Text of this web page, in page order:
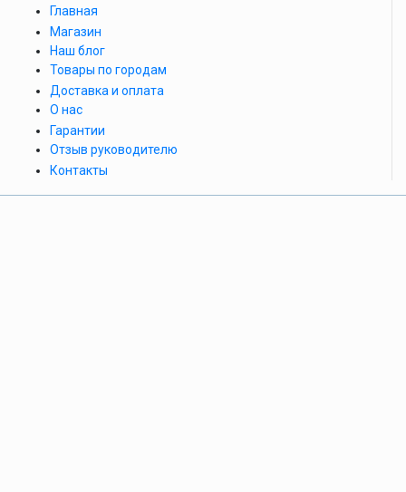
Главная
Магазин
Наш блог
Товары по городам
Доставка и оплата
О нас
Гарантии
Отзыв руководителю
Контакты